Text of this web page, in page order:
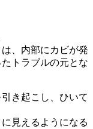
、内部にカビが発
トラブルの元とな
き起こし、ひいて
見えるようになる